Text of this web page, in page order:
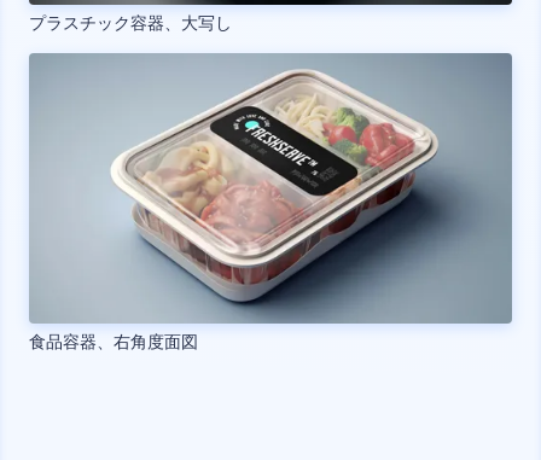
プラスチック容器、大写し
食品容器、右角度面図